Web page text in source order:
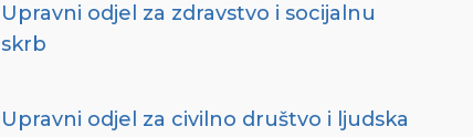
Upravni odjel za zdravstvo i socijalnu
skrb
Upravni odjel za civilno društvo i ljudska